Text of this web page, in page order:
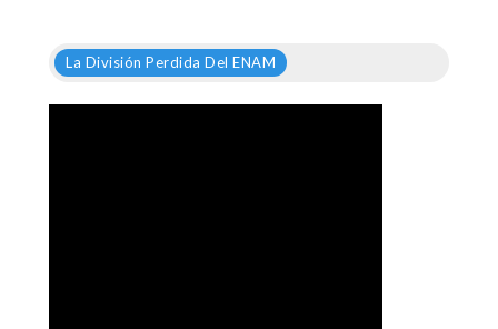
La División Perdida Del ENAM